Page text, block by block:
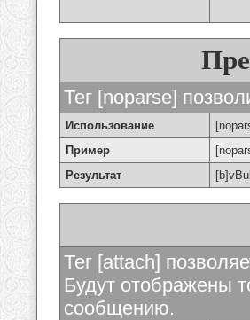
Тег [noparse]
Использование
Пример
Результат
Тег [attach]
Будут отображены
сообщению.